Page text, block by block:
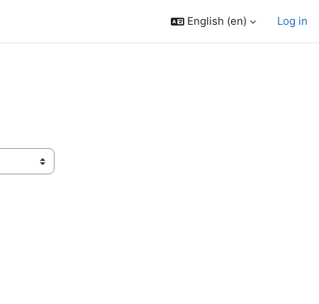
English ‎(en)‎ Log in